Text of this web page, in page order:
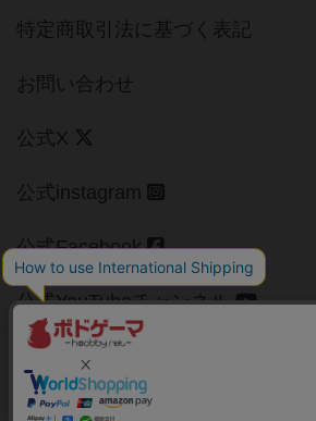
特定商取引法に基づく表記
お問い合わせ
公式X
公式instagram
公式Facebook
公式YouTubeチャンネル